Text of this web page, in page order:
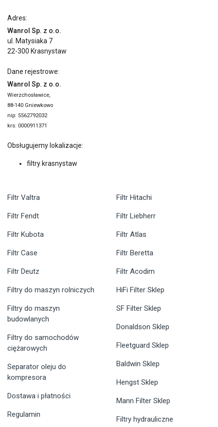
Adres:
Wanrol Sp. z o.o.
ul. Matysiaka 7
22-300 Krasnystaw
Dane rejestrowe:
Wanrol Sp. z o.o.
Wierzchosławice,
88-140 Gniewkowo
nip: 5562792032
krs: 0000911371
Obsługujemy lokalizacje:
filtry krasnystaw
Filtr Valtra
Filtr Fendt
Filtr Kubota
Filtr Case
Filtr Deutz
Filtr Hitachi
Filtr Liebherr
Filtr Atlas
Filtr Beretta
Filtr Acodim
Filtry do maszyn rolniczych
Filtry do maszyn
budowlanych
Filtry do samochodów
ciężarowych
Separator oleju do
kompresora
Dostawa i płatności
Regulamin
HiFi Filter Sklep
SF Filter Sklep
Donaldson Sklep
Fleetguard Sklep
Baldwin Sklep
Hengst Sklep
Mann Filter Sklep
Filtry hydrauliczne